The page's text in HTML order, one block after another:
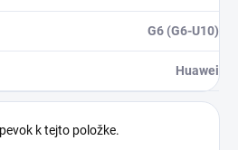
G6 (G6-U10)
Huawei
k tejto položke.